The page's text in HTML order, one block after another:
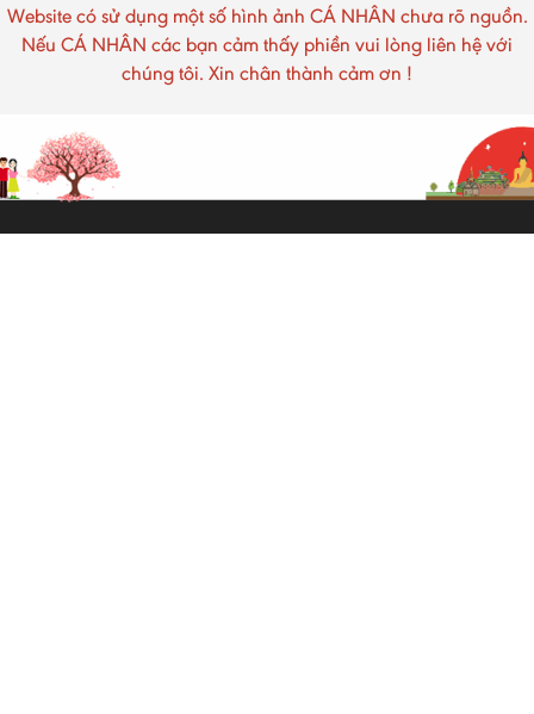
Website có sử dụng một số hình ảnh CÁ NHÂN chưa rõ nguồn.
Nếu CÁ NHÂN các bạn cảm thấy phiền vui lòng liên hệ với
chúng tôi. Xin chân thành cảm ơn !